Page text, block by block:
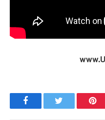
FacebookTwitter